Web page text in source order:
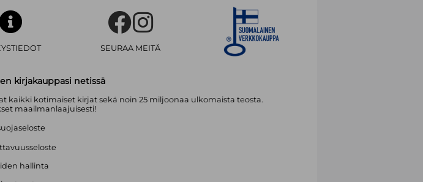
SEURAA MEITÄ
kirjakauppasi netissä
kaikki kotimaiset kirjat sekä noin 25 miljoonaa ulkomaista teosta.
maailmanlaajuisesti!
hallinta